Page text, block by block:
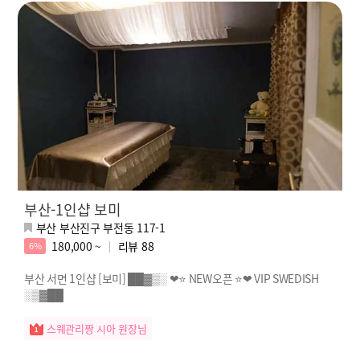
부산-1인샵 보미
부산 부산진구 부전동 117-1
6% 180,000 ~ 리뷰 88
부산 서면 1인샵 [보미] ██▓▒░ ❤⭐ NEW오픈 ⭐❤ VIP SWEDISH
░▒▓██
스웨관리짱 시아 원장님